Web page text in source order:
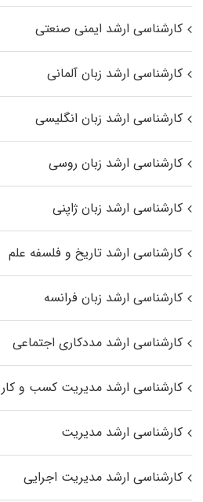
کارشناسی ارشد ایمنی صنعتی
کارشناسی ارشد زبان آلمانی
کارشناسی ارشد زبان انگلیسی
کارشناسی ارشد زبان روسی
کارشناسی ارشد زبان ژاپنی
کارشناسی ارشد تاریخ و فلسفه علم
کارشناسی ارشد زبان فرانسه
کارشناسی ارشد مددکاری اجتماعی
کارشناسی ارشد مدیریت کسب و
کارشناسی ارشد مدیریت
کارشناسی ارشد مدیریت اجرایی